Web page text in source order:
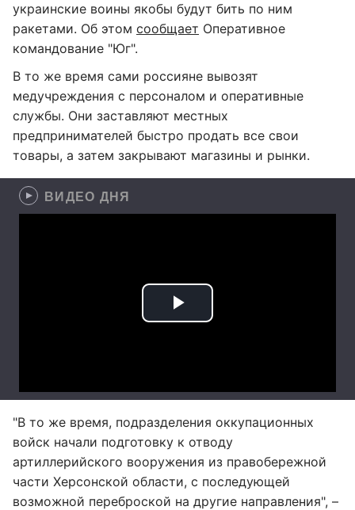
украинские воины якобы будут бить по ним
ракетами. Об этом сообщает Оперативное
командование "Юг".
В то же время сами россияне вывозят
медучреждения с персоналом и оперативные
службы. Они заставляют местных
предпринимателей быстро продать все свои
товары, а затем закрывают магазины и рынки.
ВИДЕО ДНЯ
"В то же время, подразделения оккупационных
войск начали подготовку к отводу
артиллерийского вооружения из правобережной
части Херсонской области, с последующей
возможной переброской на другие направления", –